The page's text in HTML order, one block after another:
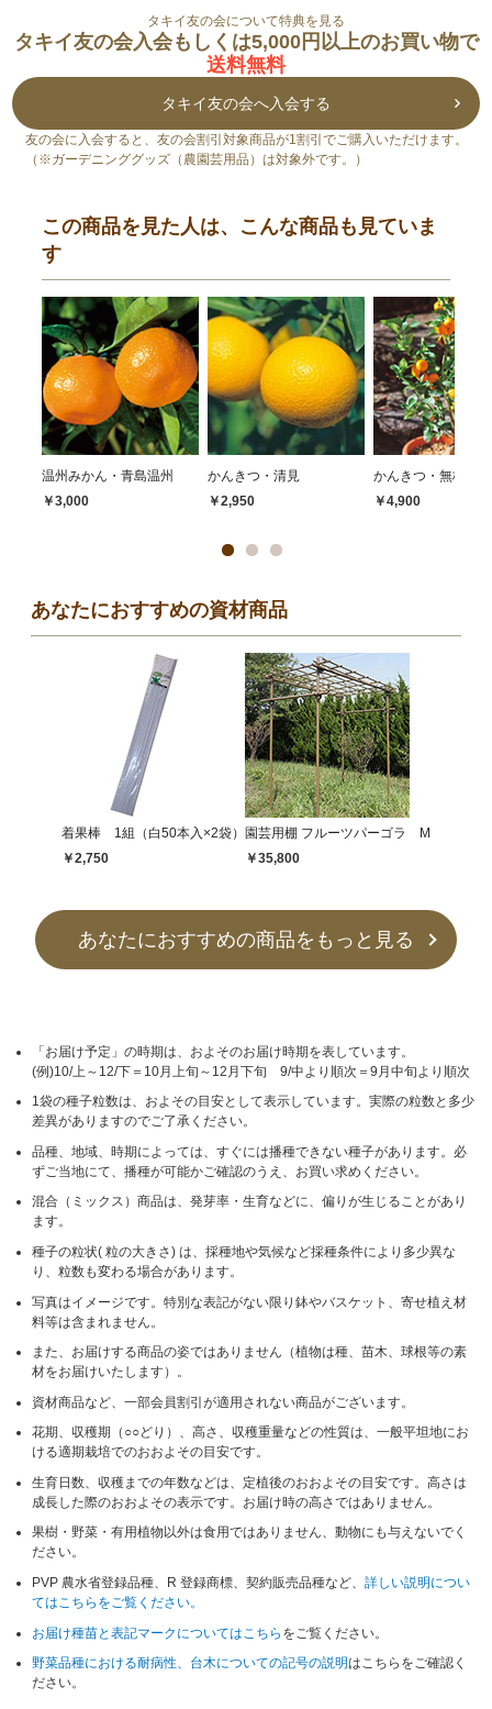
タキイ友の会について特典を見る
タキイ友の会入会もしくは5,000円以上のお買い物で
送料無料
タキイ友の会へ入会する
友の会に入会すると、友の会割引対象商品が1割引でご購入いただけます。
（※ガーデニンググッズ（農園芸用品）は対象外です。）
この商品を見た人は、こんな商品も見ていま
す
温州みかん・青島温州
￥3,000
かんきつ・清見
￥2,950
かんきつ・無核紀州
￥4,900
あなたにおすすめの資材商品
着果棒 1組（白50本入×2袋）
￥2,750
園芸用棚 フルーツパーゴラ M
￥35,800
あなたにおすすめの商品をもっと見る
「お届け予定」の時期は、およそのお届け時期を表しています。
(例)10/上～12/下＝10月上旬～12月下旬 9/中より順次＝9月中旬より順次
1袋の種子粒数は、およその目安として表示しています。実際の粒数と多少
差異がありますのでご了承ください。
品種、地域、時期によっては、すぐには播種できない種子があります。必
ずご当地にて、播種が可能かご確認のうえ、お買い求めください。
混合（ミックス）商品は、発芽率・生育などに、偏りが生じることがあり
ます。
種子の粒状( 粒の大きさ) は、採種地や気候など採種条件により多少異な
り、粒数も変わる場合があります。
写真はイメージです。特別な表記がない限り鉢やバスケット、寄せ植え材
料等は含まれません。
また、お届けする商品の姿ではありません（植物は種、苗木、球根等の素
材をお届けいたします）。
資材商品など、一部会員割引が適用されない商品がございます。
花期、収穫期（○○どり）、高さ、収穫重量などの性質は、一般平坦地にお
ける適期栽培でのおおよその目安です。
生育日数、収穫までの年数などは、定植後のおおよその目安です。高さは
成長した際のおおよその表示です。お届け時の高さではありません。
果樹・野菜・有用植物以外は食用ではありません、動物にも与えないでく
ださい。
PVP 農水省登録品種、R 登録商標、契約販売品種など、詳しい説明につい
てはこちらをご覧ください。
お届け種苗と表記マークについてはこちら をご覧ください。
野菜品種における耐病性、台木についての記号の説明はこちらをご確認く
ださい。